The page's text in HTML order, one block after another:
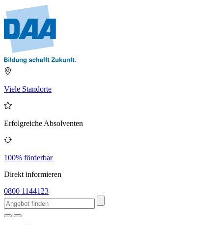
Viele Standorte
Erfolgreiche Absolventen
100% förderbar
Direkt informieren
0800 1144123